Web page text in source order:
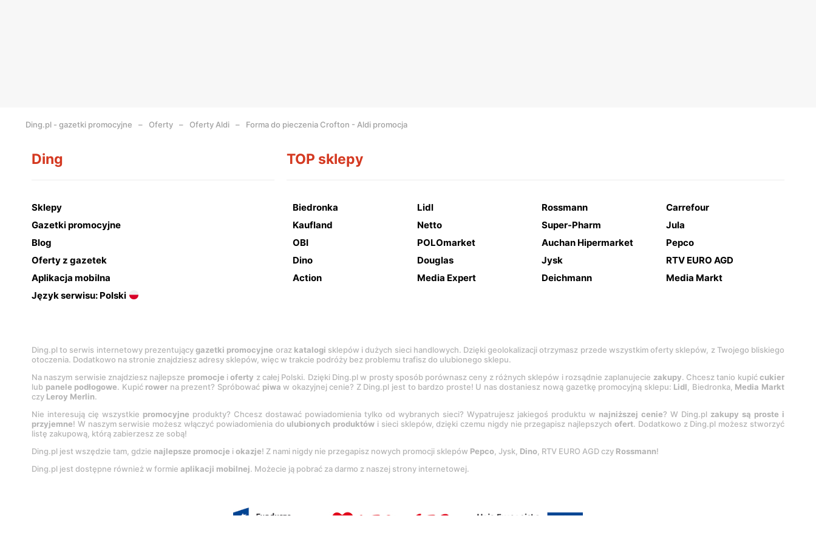
Ding.pl - gazetki promocyjne Oferty Oferty Aldi Forma do pieczenia Crofton - Aldi promocja
Ding
Sklepy
Gazetki promocyjne
Blog
Oferty z gazetek
Aplikacja mobilna
Język serwisu: Polski
TOP sklepy
Biedronka Lidl Rossmann
Carrefour
Kaufland
Netto Super-Pharm
Jula
OBI
POLOmarket Auchan Hipermarket
Pepco
Dino
Douglas Jysk
RTV EURO AGD
Action
Media Expert Deichmann Media Markt
Ding.pl to serwis internetowy prezentującygazetki promocyjne oraz katalogi sklepów i dużych sieci handlowych. Dzięki geolokalizacji otrzymasz przede wszystkim oferty sklepów, z Twojego bliskiego
otoczenia. Dodatkowo na stronie znajdziesz adresy sklepów, więc w trakcie podróży bez problemu trafisz do ulubionego sklepu.
Na naszym serwisie znajdziesz najlepsze promocje ioferty z całej Polski. Dzięki Ding.pl w prosty sposób porównasz ceny z różnych sklepów i rozsądnie zaplanujecie zakupy. Chcesz tanio kupićcukier
lub panele podłogowe. Kupić rower na prezent? Spróbować piwa w okazyjnej cenie? Z Ding.pl jest to bardzo proste! U nas dostaniesz nową gazetkę promocyjną sklepu: Lidl, Biedronka, Media Markt
czy Leroy Merlin.
Nie interesują cię wszystkie promocyjne produkty? Chcesz dostawać powiadomienia tylko od wybranych sieci? Wypatrujesz jakiegoś produktu w najniższej cenie? W Ding.pl zakupy są proste i
przyjemne! W naszym serwisie możesz włączyć powiadomienia do ulubionych produktów i sieci sklepów, dzięki czemu nigdy nie przegapisz najlepszychofert. Dodatkowo z Ding.pl możesz stworzyć
listę zakupową, którą zabierzesz ze sobą!
Ding.pl jest wszędzie tam, gdzie najlepsze promocje i okazje! Z nami nigdy nie przegapisz nowych promocji sklepów Pepco, Jysk, Dino, RTV EURO AGD czy Rossmann!
Ding.pl jest dostępne również w formie aplikacji mobilnej. Możecie ją pobrać za darmo z naszej strony internetowej.